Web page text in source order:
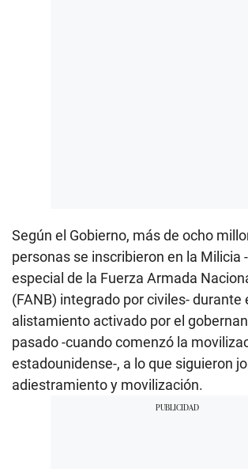
Según el Gobierno, más de ocho
personas se inscribieron en la Milicia
especial de la Fuerza Armada
(FANB) integrado por civiles- durante
alistamiento activado por el
pasado -cuando comenzó la
estadounidense-, a lo que siguieron
adiestramiento y movilización.